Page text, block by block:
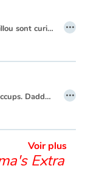
Les enfants de la garderie de Caillou sont curieux à propos des nouvelles poubelles de recyclage.
:
…
Caillou just can't get rid of the hiccups. Daddy, the all-time hiccup cure champion, is there to help. …
Voir plus
Extra